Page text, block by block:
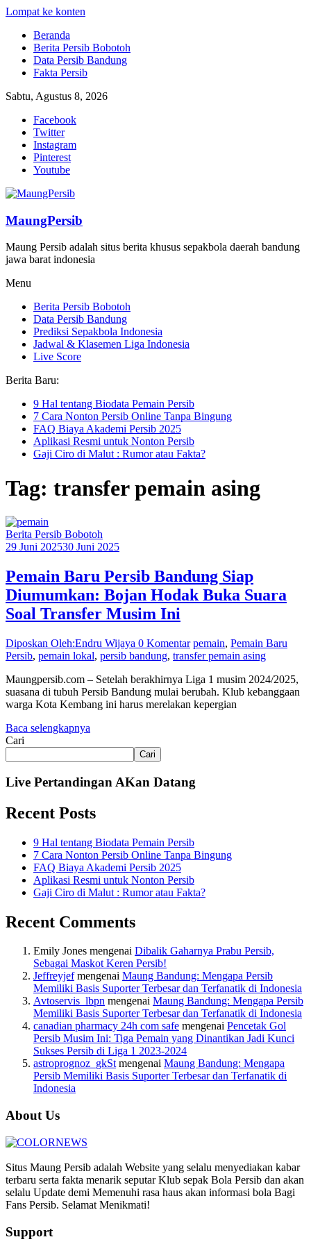
Lompat ke konten
Beranda
Berita Persib Bobotoh
Data Persib Bandung
Fakta Persib
Sabtu, Agustus 8, 2026
Facebook
Twitter
Instagram
Pinterest
Youtube
MaungPersib
Maung Persib adalah situs berita khusus sepakbola daerah bandung
jawa barat indonesia
Menu
Berita Persib Bobotoh
Data Persib Bandung
Prediksi Sepakbola Indonesia
Jadwal & Klasemen Liga Indonesia
Live Score
Berita Baru:
9 Hal tentang Biodata Pemain Persib
7 Cara Nonton Persib Online Tanpa Bingung
FAQ Biaya Akademi Persib 2025
Aplikasi Resmi untuk Nonton Persib
Gaji Ciro di Malut : Rumor atau Fakta?
Tag: transfer pemain asing
Berita Persib Bobotoh
29 Juni 202530 Juni 2025
Pemain Baru Persib Bandung Siap
Diumumkan: Bojan Hodak Buka Suara
Soal Transfer Musim Ini
Diposkan Oleh:Endru Wijaya 0 Komentar pemain, Pemain Baru
Persib, pemain lokal, persib bandung, transfer pemain asing
Maungpersib.com – Setelah berakhirnya Liga 1 musim 2024/2025,
suasana di tubuh Persib Bandung mulai berubah. Klub kebanggaan
warga Kota Kembang ini harus merelakan kepergian
Baca selengkapnya
Cari
Cari
Live Pertandingan AKan Datang
Recent Posts
9 Hal tentang Biodata Pemain Persib
7 Cara Nonton Persib Online Tanpa Bingung
FAQ Biaya Akademi Persib 2025
Aplikasi Resmi untuk Nonton Persib
Gaji Ciro di Malut : Rumor atau Fakta?
Recent Comments
Emily Jones mengenai Dibalik Gaharnya Prabu Persib,
Sebagai Maskot Keren Persib!
Jeffreyjefmengenai Maung Bandung: Mengapa Persib
Memiliki Basis Suporter Terbesar dan Terfanatik di Indonesia
Avtoservis_lbpn mengenai Maung Bandung: Mengapa Persib
Memiliki Basis Suporter Terbesar dan Terfanatik di Indonesia
canadian pharmacy 24h com safe mengenai Pencetak Gol
Persib Musim Ini: Tiga Pemain yang Dinantikan Jadi Kunci
Sukses Persib di Liga 1 2023-2024
astroprognoz_gkStmengenai Maung Bandung: Mengapa
Persib Memiliki Basis Suporter Terbesar dan Terfanatik di
Indonesia
About Us
Situs Maung Persib adalah Website yang selalu menyediakan kabar
terbaru serta fakta menarik seputar Klub sepak Bola Persib dan akan
selalu Update demi Memenuhi rasa haus akan informasi bola Bagi
Fans Persib. Selamat Menikmati!
Support